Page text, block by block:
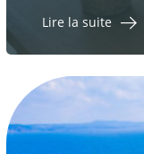
Lire la suite